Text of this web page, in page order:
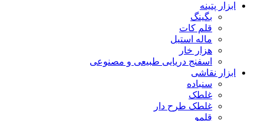
ابزار پتینه
بگینگ
قلم کات
ماله استیل
هزار خار
اسفنج دریایی طبیعی و مصنوعی
ابزار نقاشی
سنباده
غلطک
غلطک طرح دار
قلمو